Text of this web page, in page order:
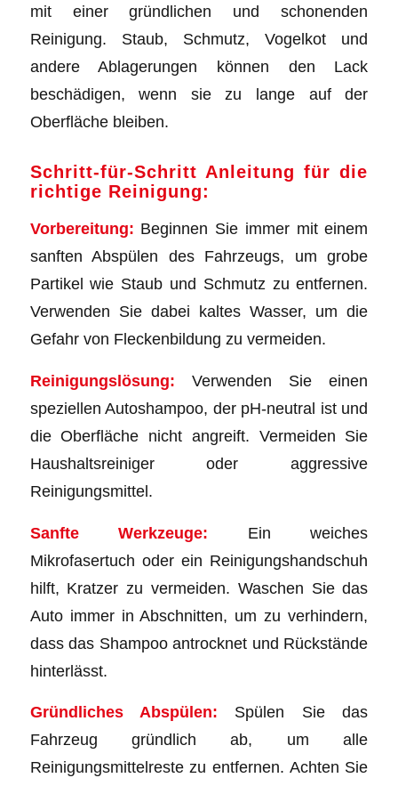
mit einer gründlichen und schonenden
Reinigung. Staub, Schmutz, Vogelkot und
andere Ablagerungen können den Lack
beschädigen, wenn sie zu lange auf der
Oberfläche bleiben.
Schritt-für-Schritt Anleitung für die
richtige Reinigung:
Vorbereitung: Beginnen Sie immer mit einem
sanften Abspülen des Fahrzeugs, um grobe
Partikel wie Staub und Schmutz zu entfernen.
Verwenden Sie dabei kaltes Wasser, um die
Gefahr von Fleckenbildung zu vermeiden.
Reinigungslösung: Verwenden Sie einen
speziellen Autoshampoo, der pH-neutral ist und
die Oberfläche nicht angreift. Vermeiden Sie
Haushaltsreiniger oder aggressive
Reinigungsmittel.
Sanfte Werkzeuge: Ein weiches
Mikrofasertuch oder ein Reinigungshandschuh
hilft, Kratzer zu vermeiden. Waschen Sie das
Auto immer in Abschnitten, um zu verhindern,
dass das Shampoo antrocknet und Rückstände
hinterlässt.
Gründliches Abspülen: Spülen Sie das
Fahrzeug gründlich ab, um alle
Reinigungsmittelreste zu entfernen. Achten Sie